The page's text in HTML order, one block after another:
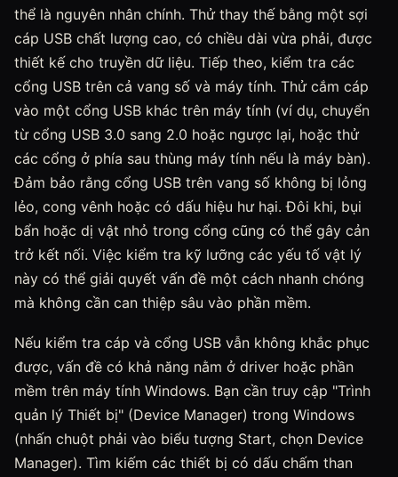
thể là nguyên nhân chính. Thử thay thế bằng một sợi
cáp USB chất lượng cao, có chiều dài vừa phải, được
thiết kế cho truyền dữ liệu. Tiếp theo, kiểm tra các
cổng USB trên cả vang số và máy tính. Thử cắm cáp
vào một cổng USB khác trên máy tính (ví dụ, chuyển
từ cổng USB 3.0 sang 2.0 hoặc ngược lại, hoặc thử
các cổng ở phía sau thùng máy tính nếu là máy bàn).
Đảm bảo rằng cổng USB trên vang số không bị lỏng
lẻo, cong vênh hoặc có dấu hiệu hư hại. Đôi khi, bụi
bẩn hoặc dị vật nhỏ trong cổng cũng có thể gây cản
trở kết nối. Việc kiểm tra kỹ lưỡng các yếu tố vật lý
này có thể giải quyết vấn đề một cách nhanh chóng
mà không cần can thiệp sâu vào phần mềm.
Nếu kiểm tra cáp và cổng USB vẫn không khắc phục
được, vấn đề có khả năng nằm ở driver hoặc phần
mềm trên máy tính Windows. Bạn cần truy cập "Trình
quản lý Thiết bị" (Device Manager) trong Windows
(nhấn chuột phải vào biểu tượng Start, chọn Device
Manager). Tìm kiếm các thiết bị có dấu chấm than